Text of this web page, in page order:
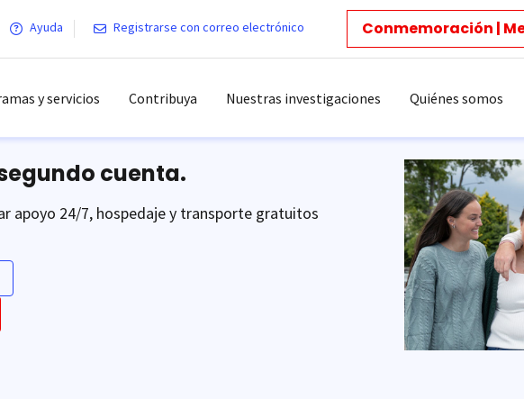
Ayuda Registrarse con correo electrónico Conmemoración |
y servicios Contribuya Nuestras investigaciones Quiénes somos
cuenta.
apoyo 24/7, hospedaje y transporte gratuitos